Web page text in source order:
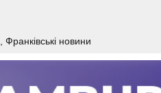
Франківські новини